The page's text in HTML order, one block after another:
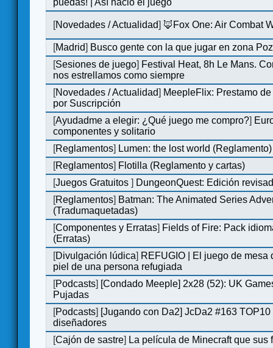
puedas! | Así nació el juego
[Novedades / Actualidad] 🦊Fox One: Air Combat
[Madrid] Busco gente con la que jugar en zona
[Sesiones de juego] Festival Heat, 8h Le Mans.
nos estrellamos como siempre
[Novedades / Actualidad] MeepleFlix: Prestamo
por Suscripción
[Ayudadme a elegir: ¿Qué juego me compro?]
componentes y solitario
[Reglamentos] Lumen: the lost world (Reglamento)
[Reglamentos] Flotilla (Reglamento y cartas)
[Juegos Gratuitos] DungeonQuest: Edición
[Reglamentos] Batman: The Animated Series
(Tradumaquetadas)
[Componentes y Erratas] Fields of Fire: Pack
(Erratas)
[Divulgación lúdica] REFUGIO | El juego de mesa
piel de una persona refugiada
[Podcasts] [Condado Meeple] 2x28 (52): UK
Pujadas
[Podcasts] [Jugando con Da2] JcDa2 #163
diseñadores
[Cajón de sastre] La película de Minecraft que sus